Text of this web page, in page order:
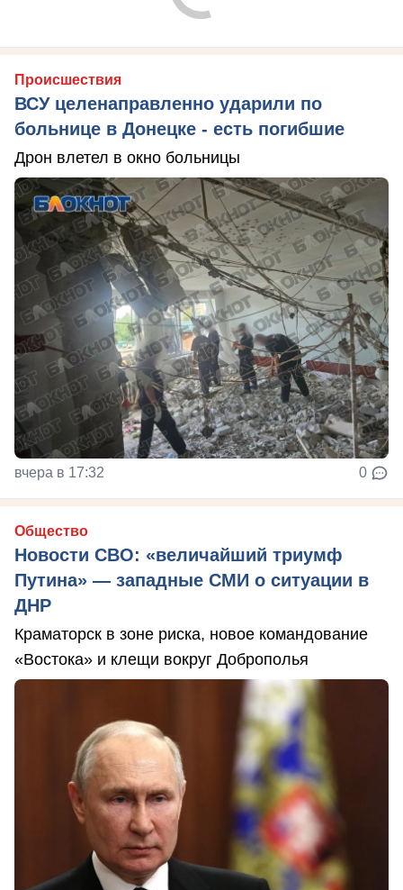
Происшествия
ВСУ целенаправленно ударили по
больнице в Донецке - есть погибшие
Дрон влетел в окно больницы
вчера в 17:32 0
Общество
Новости СВО: «величайший триумф
Путина» — западные СМИ о ситуации в
ДНР
Краматорск в зоне риска, новое командование
«Востока» и клещи вокруг Доброполья